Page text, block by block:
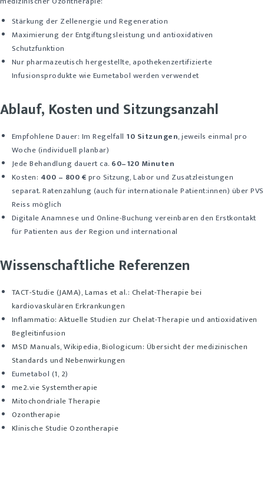
Stärkung der Zellenergie und Regeneration
Maximierung der Entgiftungsleistung und antioxidativen
Schutzfunktion
Nur pharmazeutisch hergestellte, apothekenzertifizierte
Infusionsprodukte wie Eumetabol werden verwendet
Ablauf, Kosten und Sitzungsanzahl
Empfohlene Dauer: Im Regelfall 10 Sitzungen, jeweils einmal pro
Woche (individuell planbar)
Jede Behandlung dauert ca. 60–120 Minuten
Kosten: 400 – 800 €pro Sitzung, Labor und Zusatzleistungen
separat. Ratenzahlung (auch für internationale Patient:innen) über PVS
Reiss möglich
Digitale Anamnese und Online-Buchung vereinbaren den Erstkontakt
für Patienten aus der Region und international
Wissenschaftliche Referenzen
TACT-Studie (JAMA), Lamas et al.: Chelat-Therapie bei
kardiovaskulären Erkrankungen
Inflammatio: Aktuelle Studien zur Chelat-Therapie und antioxidativen
Begleitinfusion
MSD Manuals,Wikipedia,Biologicum: Übersicht der medizinischen
Standards und Nebenwirkungen
Eumetabol (1, 2)
me2.vie Systemtherapie
Mitochondriale Therapie
Ozontherapie
Klinische Studie Ozontherapie